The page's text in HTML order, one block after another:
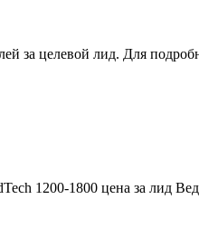
за целевой лид. Для
1200-1800 цена за лид